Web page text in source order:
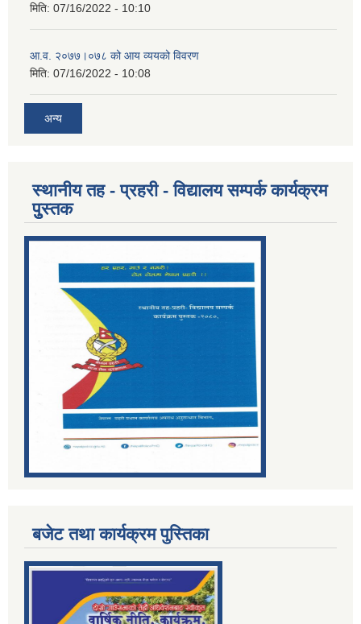
मिति: 07/16/2022 - 10:10
आ.व. २०७७।०७८ को आय व्ययको विवरण
मिति: 07/16/2022 - 10:08
अन्य
स्थानीय तह - प्रहरी - विद्यालय सम्पर्क कार्यक्रम
पुुस्तक
बजेट तथा कार्यक्रम पुस्तिका